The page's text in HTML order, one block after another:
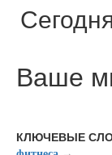
Ваше
КЛЮЧЕВЫЕ